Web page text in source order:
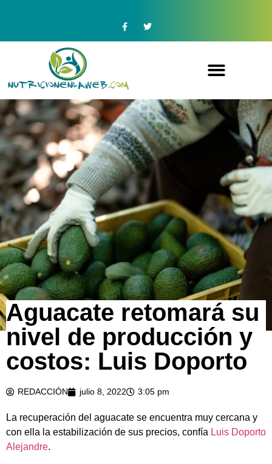
Aguacate retomará su
nivel de producción y
costos: Luis Doporto
REDACCIÓN julio 8, 2022 3:05 pm
La recuperación del aguacate se encuentra muy cercana y
con ella la estabilización de sus precios, confía Luis Doporto
Alejandre.